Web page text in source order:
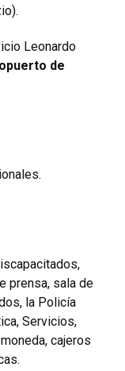
Leonardo
de
prensa, sala de
la Policía
Servicios,
cajeros